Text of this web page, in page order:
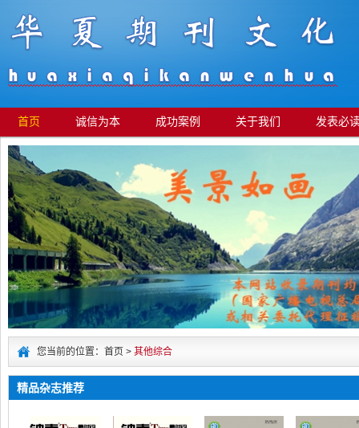
首页 诚信为本 成功案例 关于我们 发表必
您当前的位置：首页 > 其他综合
精品杂志推荐